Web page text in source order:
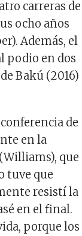
carreras de
ocho años
Además, el
podio en dos
Bakú (2016)
de
en la
que
tuve que
resistí la
en el final.
porque los